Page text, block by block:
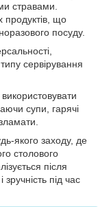
стравами.
продуктів, що
посуду.
сервірування
супи, гарячі
якого заходу, де
столового
після
під час